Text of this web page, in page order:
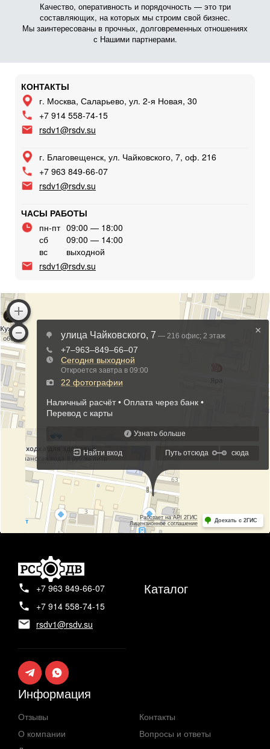
Качество, оперативность и порядочность — это три
составляющих, на которых мы строим свой бизнес.
Мы заинтересованы в прочных, долговременных отношениях
с Нашими партнерами.
КОНТАКТЫ
г. Москва, Саларьево, ул. 2-я Новая, 30
+7 914 558-74-15
rsdv1@rsdv.su
г. Благовещенск, ул. Чайковского, 7, оф. 216
+7 963 849-66-07
rsdv1@rsdv.su
ЧАСЫ РАБОТЫ
пн-пт 09:00 — 18:00
сб
09:00 — 14:00
вс
выходной
rsdv1@rsdv.su
+7 963 849-66-07
+7 914 558-74-15
rsdv1@rsdv.su
Каталог
Информация
Отзывы
О компании
Контакты
Вопросы и ответы